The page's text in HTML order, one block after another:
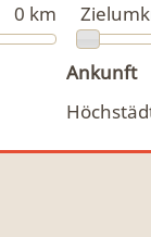
0 km
Ankunft